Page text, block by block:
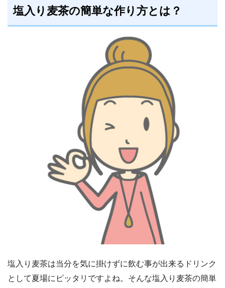
塩入り麦茶の簡単な作り方とは？
塩入り麦茶は当分を気に掛けずに飲む事が出来るドリンク
として夏場にピッタリですよね。そんな塩入り麦茶の簡単